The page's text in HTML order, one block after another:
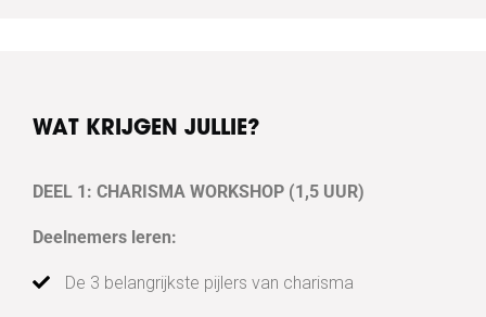
WAT KRIJGEN JULLIE?
DEEL 1: CHARISMA WORKSHOP (1,5 UUR)
Deelnemers leren:
De 3 belangrijkste pijlers van charisma